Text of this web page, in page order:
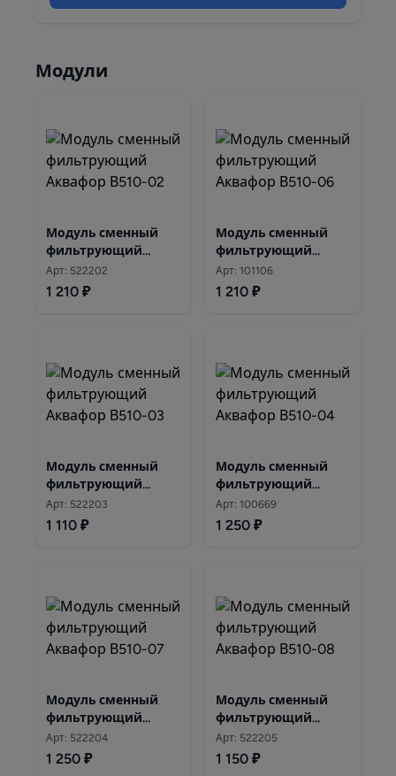
Модули
Модуль сменный
фильтрующий
Аквафор В510-02
Арт: 522202
1 210 ₽
Модуль сменный
фильтрующий
Аквафор В510-06
Арт: 101106
1 210 ₽
Модуль сменный
фильтрующий
Аквафор В510-03
Арт: 522203
1 110 ₽
Модуль сменный
фильтрующий
Аквафор В510-04
Арт: 100669
1 250 ₽
Модуль сменный
фильтрующий
Аквафор В510-07
Арт: 522204
1 250 ₽
Модуль сменный
фильтрующий
Аквафор В510-08
Арт: 522205
1 150 ₽